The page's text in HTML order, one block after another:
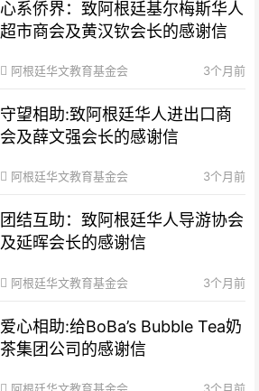
心系侨界​：致阿根廷基尔梅斯华人
超市商会及黄汉钦会长的感谢信
阿根廷华文教育基金会 3个月前
守望相助:致阿根廷华人进出口商
会及薛文强会长的感谢信
阿根廷华文教育基金会 3个月前
团结互助：致阿根廷华人导游协会
及延晖会长的感谢信
阿根廷华文教育基金会 3个月前
爱心相助:给BoBa’s Bubble Tea奶
茶集团公司的感谢信
阿根廷华文教育基金会 3个月前